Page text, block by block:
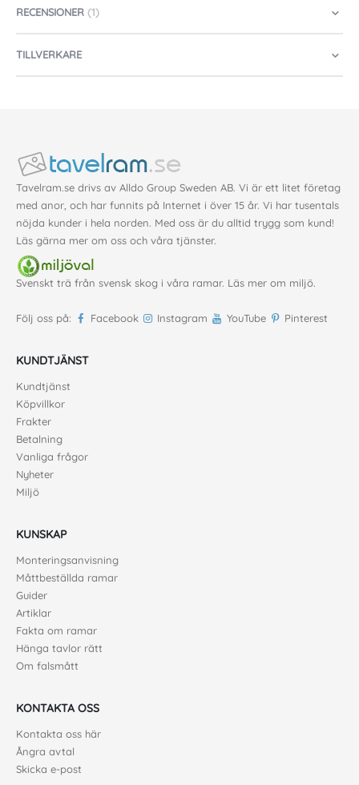
RECENSIONER 1
TILLVERKARE
Tavelram.se drivs av Alldo Group Sweden AB. Vi är ett litet företag
med anor, och har funnits på Internet i över 15 år. Vi har tusentals
nöjda kunder i hela norden. Med oss är du alltid trygg som kund!
Läs gärna mer om oss och våra tjänster.
Svenskt trä från svensk skog i våra ramar. Läs mer om miljö.
Följ oss på: Facebook Instagram YouTube Pinterest
KUNDTJÄNST
Kundtjänst
Köpvillkor
Frakter
Betalning
Vanliga frågor
Nyheter
Miljö
KUNSKAP
Monteringsanvisning
Måttbeställda ramar
Guider
Artiklar
Fakta om ramar
Hänga tavlor rätt
Om falsmått
KONTAKTA OSS
Kontakta oss här
Ångra avtal
Skicka e-post